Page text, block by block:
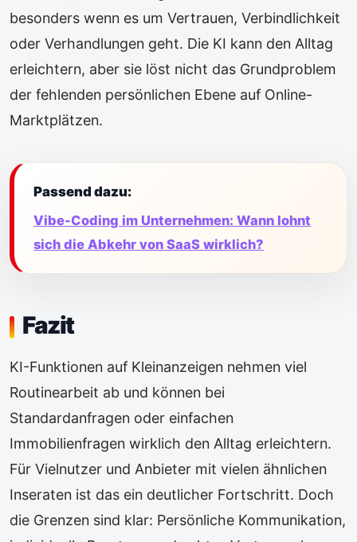
besonders wenn es um Vertrauen, Verbindlichkeit
oder Verhandlungen geht. Die KI kann den Alltag
erleichtern, aber sie löst nicht das Grundproblem
der fehlenden persönlichen Ebene auf Online-
Marktplätzen.
Passend dazu:
Vibe-Coding im Unternehmen: Wann lohnt
sich die Abkehr von SaaS wirklich?
Fazit
KI-Funktionen auf Kleinanzeigen nehmen viel
Routinearbeit ab und können bei
Standardanfragen oder einfachen
Immobilienfragen wirklich den Alltag erleichtern.
Für Vielnutzer und Anbieter mit vielen ähnlichen
Inseraten ist das ein deutlicher Fortschritt. Doch
die Grenzen sind klar: Persönliche Kommunikation,